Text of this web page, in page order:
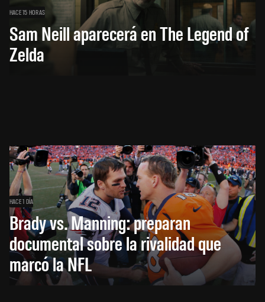
HACE 15 HORAS
Sam Neill aparecerá en The Legend of
Zelda
HACE 1 DÍA
Brady vs. Manning: preparan
documental sobre la rivalidad que
marcó la NFL